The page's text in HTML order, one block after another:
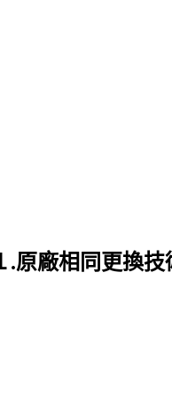
理 台北
廠相同更換技